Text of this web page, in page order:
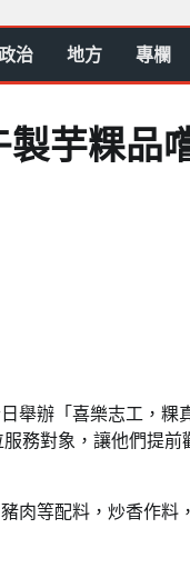
治 地方 專欄
芋粿品
舉辦「喜樂志工，粿
務對象，讓他們提
肉等配料，炒香作料